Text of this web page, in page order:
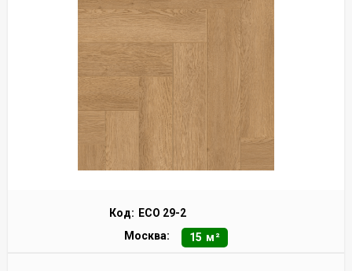
Код: ECO 29-2
Москва:
15 м²